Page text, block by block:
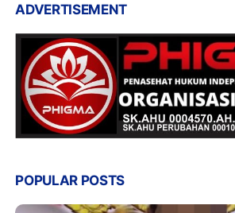
ADVERTISEMENT
POPULAR POSTS